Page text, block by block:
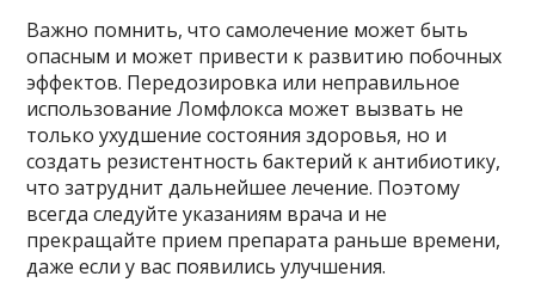
Важно помнить, что самолечение может быть
опасным и может привести к развитию побочных
эффектов. Передозировка или неправильное
использование Ломфлокса может вызвать не
только ухудшение состояния здоровья, но и
создать резистентность бактерий к антибиотику,
что затруднит дальнейшее лечение. Поэтому
всегда следуйте указаниям врача и не
прекращайте прием препарата раньше времени,
даже если у вас появились улучшения.